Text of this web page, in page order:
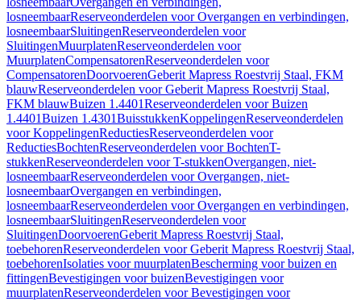
losneembaarReserveonderdelen voor Overgangen en verbindingen,
losneembaarSluitingenReserveonderdelen voor
SluitingenMuurplatenReserveonderdelen voor
MuurplatenCompensatorenReserveonderdelen voor
CompensatorenDoorvoerenGeberit Mapress Roestvrij Staal, FKM
blauwReserveonderdelen voor Geberit Mapress Roestvrij Staal,
FKM blauwBuizen 1.4401Reserveonderdelen voor Buizen
1.4401Buizen 1.4301BuisstukkenKoppelingenReserveonderdelen
voor KoppelingenReductiesReserveonderdelen voor
ReductiesBochtenReserveonderdelen voor BochtenT-
stukkenReserveonderdelen voor T-stukkenOvergangen, niet-
losneembaarReserveonderdelen voor Overgangen, niet-
losneembaarOvergangen en verbindingen,
losneembaarReserveonderdelen voor Overgangen en verbindingen,
losneembaarSluitingenReserveonderdelen voor
SluitingenDoorvoerenGeberit Mapress Roestvrij Staal,
toebehorenReserveonderdelen voor Geberit Mapress Roestvrij Staal,
toebehorenIsolaties voor muurplatenBescherming voor buizen en
fittingenBevestigingen voor buizenBevestigingen voor
muurplatenReserveonderdelen voor Bevestigingen voor